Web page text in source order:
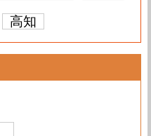
高知